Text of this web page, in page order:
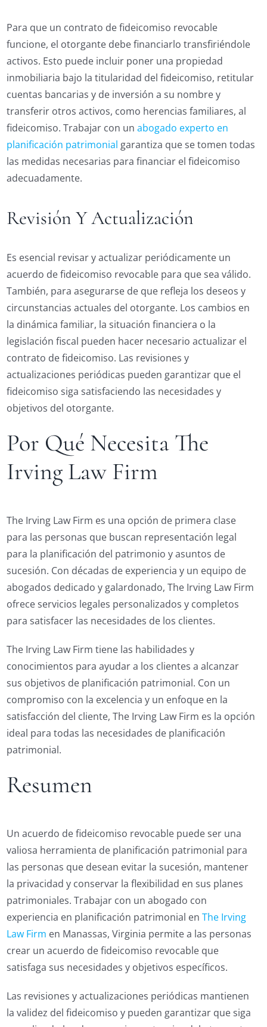
Para que un contrato de fideicomiso revocable
funcione, el otorgante debe financiarlo transfiriéndole
activos. Esto puede incluir poner una propiedad
inmobiliaria bajo la titularidad del fideicomiso, retitular
cuentas bancarias y de inversión a su nombre y
transferir otros activos, como herencias familiares, al
fideicomiso. Trabajar con unabogado experto en
planificación patrimonial garantiza que se tomen todas
las medidas necesarias para financiar el fideicomiso
adecuadamente.
Revisión Y Actualización
Es esencial revisar y actualizar periódicamente un
acuerdo de fideicomiso revocable para que sea válido.
También, para asegurarse de que refleja los deseos y
circunstancias actuales del otorgante. Los cambios en
la dinámica familiar, la situación financiera o la
legislación fiscal pueden hacer necesario actualizar el
contrato de fideicomiso. Las revisiones y
actualizaciones periódicas pueden garantizar que el
fideicomiso siga satisfaciendo las necesidades y
objetivos del otorgante.
Por Qué Necesita The
Irving Law Firm
The Irving Law Firm es una opción de primera clase
para las personas que buscan representación legal
para la planificación del patrimonio y asuntos de
sucesión. Con décadas de experiencia y un equipo de
abogados dedicado y galardonado, The Irving Law Firm
ofrece servicios legales personalizados y completos
para satisfacer las necesidades de los clientes.
The Irving Law Firm tiene las habilidades y
conocimientos para ayudar a los clientes a alcanzar
sus objetivos de planificación patrimonial. Con un
compromiso con la excelencia y un enfoque en la
satisfacción del cliente, The Irving Law Firm es la opción
ideal para todas las necesidades de planificación
patrimonial.
Resumen
Un acuerdo de fideicomiso revocable puede ser una
valiosa herramienta de planificación patrimonial para
las personas que desean evitar la sucesión, mantener
la privacidad y conservar la flexibilidad en sus planes
patrimoniales. Trabajar con un abogado con
experiencia en planificación patrimonial enThe Irving
Law Firm en Manassas, Virginia permite a las personas
crear un acuerdo de fideicomiso revocable que
satisfaga sus necesidades y objetivos específicos.
Las revisiones y actualizaciones periódicas mantienen
la validez del fideicomiso y pueden garantizar que siga